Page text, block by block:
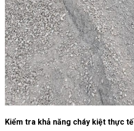
Kiểm tra khả năng cháy kiệt thực tế